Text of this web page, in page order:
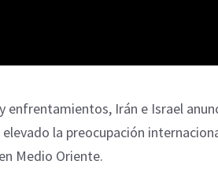
enfrentamientos, Irán e Israel
la preocupación
Medio Oriente.